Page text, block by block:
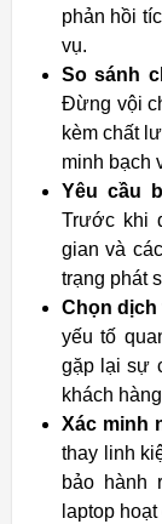
phản hồi
vụ.
So sánh
Đừng vội
kèm chất
minh bạch
Yêu cầu
Trước khi
gian và
trạng phát
Chọn dịch
yếu tố
gặp lại sự
khách
Xác minh
thay linh
bảo hành
laptop